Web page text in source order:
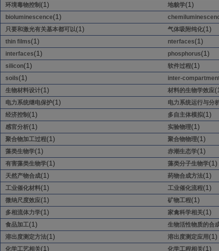
环境毒物控制 (1) 地貌学(1)
bioluminescence(1)
只要和激光有关基本都可以(1) 气体吸附纯化(1)
thin films(1) nterfaces(1)
interfaces(1) phosphorus(1)
silicon(1) 软件过程(1)
soils(1)
inter-
生物材料设计(1) 材料的生物学效应
电力系统继电保护(1)
电力系统运行与分
经济控制 (1) 多自主体模拟(1)
感官分析(1) 实验物理(1)
聚合物加工过程(1) 聚合物物理(1)
藻类生物学(1) 赤潮生态学(1)
有害藻类生物学(1) 藻类分子生物学(1)
天然产物合成(1) 药物合成方法(1)
工业催化材料(1) 工业催化流程(1)
微纳尺度效应(1) 矿物工程(1)
多相流体力学(1) 家禽科学相关(1)
食品加工(1)
生物活性物质的合
溶出度测定方法(1) 溶出度测定应用 (1)
化学工艺相关(1) 化学工程相关(1)